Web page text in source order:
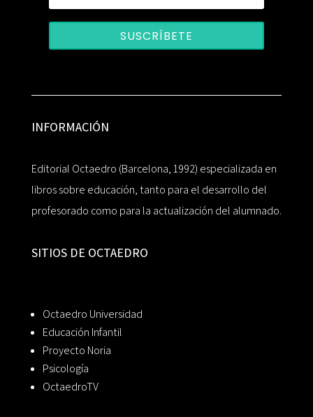
SUSCRÍBETE
INFORMACIÓN
Editorial Octaedro (Barcelona, 1992) especializada en
libros sobre educación, tanto para el desarrollo del
profesorado como para la actualización del alumnado.
SITIOS DE OCTAEDRO
Octaedro Universidad
Educación Infantil
Proyecto Noria
Psicología
OctaedroTV